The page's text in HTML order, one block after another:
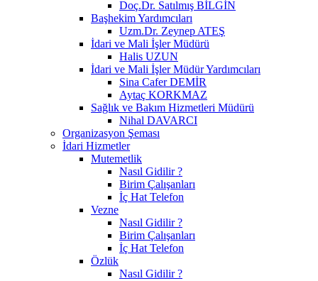
Doç.Dr. Satılmış BİLGİN
Başhekim Yardımcıları
Uzm.Dr. Zeynep ATEŞ
İdari ve Mali İşler Müdürü
Halis UZUN
İdari ve Mali İşler Müdür Yardımcıları
Sina Cafer DEMİR
Aytaç KORKMAZ
Sağlık ve Bakım Hizmetleri Müdürü
Nihal DAVARCI
Organizasyon Şeması
İdari Hizmetler
Mutemetlik
Nasıl Gidilir ?
Birim Çalışanları
İç Hat Telefon
Vezne
Nasıl Gidilir ?
Birim Çalışanları
İç Hat Telefon
Özlük
Nasıl Gidilir ?